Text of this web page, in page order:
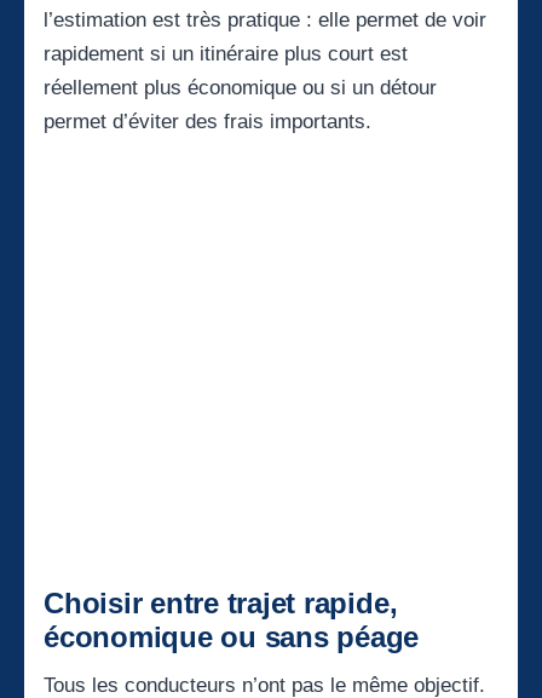
l’estimation est très pratique : elle permet de voir
rapidement si un itinéraire plus court est
réellement plus économique ou si un détour
permet d’éviter des frais importants.
Choisir entre trajet rapide,
économique ou sans péage
Tous les conducteurs n’ont pas le même objectif.